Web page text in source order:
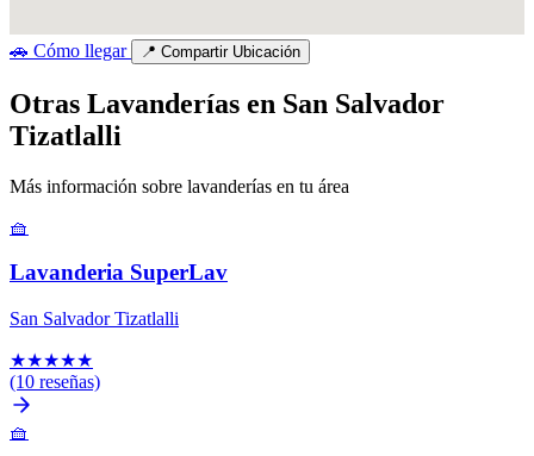
🚗 Cómo llegar 📍 Compartir Ubicación
Otras Lavanderías en San Salvador
Tizatlalli
Más información sobre lavanderías en tu área
🧺
Lavanderia SuperLav
San Salvador Tizatlalli
★★★★★
(10 reseñas)
🧺